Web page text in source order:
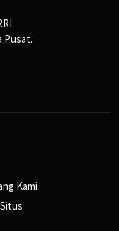
Pusat.
Kami